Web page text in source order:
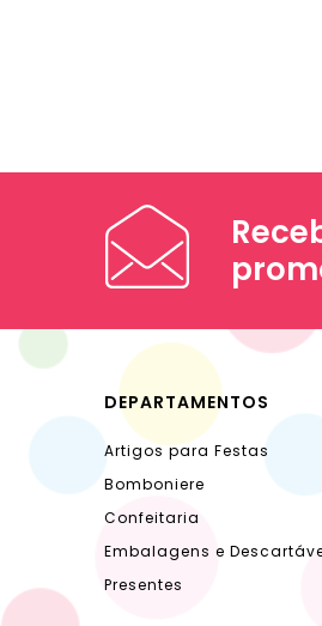
DEPARTAMENTOS
Artigos para Festas
Bomboniere
Confeitaria
Embalagens e
Presentes